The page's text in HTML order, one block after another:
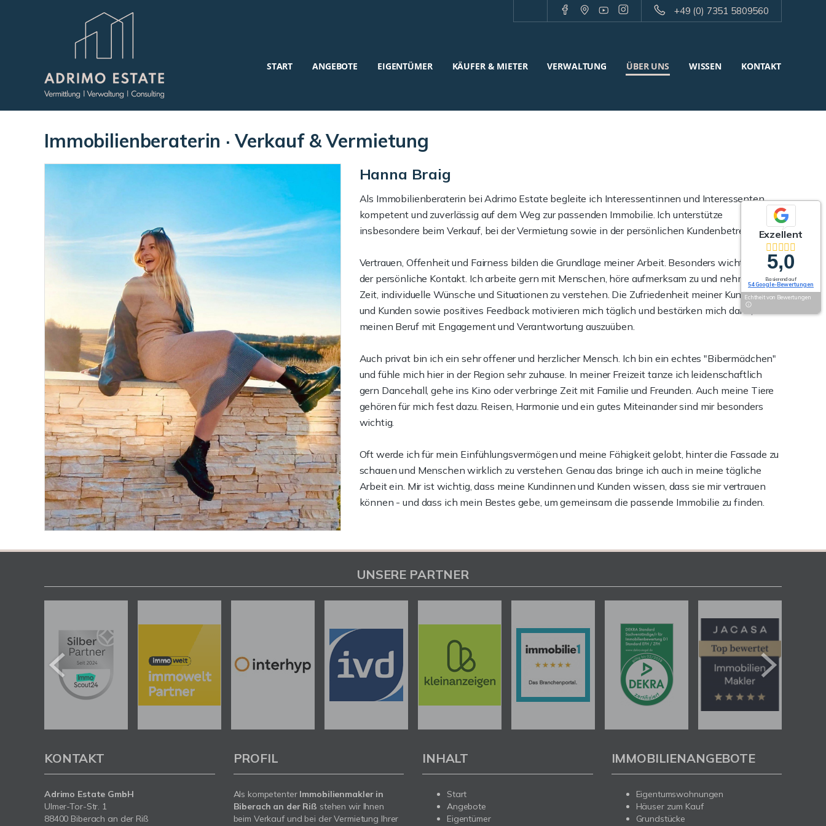
+49 (0) 7351 5809560
START ANGEBOTE EIGENTÜMER KÄUFER & MIETER VERWALTUNG ÜBER UNS WISSEN KONTAKT
Immobilienberaterin · Verkauf & Vermietung
Hanna Braig
Als Immobilienberaterin bei Adrimo Estate begleite ich Interessentinnen und Interessenten
kompetent und zuverlässig auf dem Weg zur passenden Immobilie. Ich unterstütze
insbesondere beim Verkauf, bei der Vermietung sowie in der persönlichen Kundenbetreuung.
Vertrauen, Offenheit und Fairness bilden die Grundlage meiner Arbeit. Besonders wichtig ist mir
der persönliche Kontakt. Ich arbeite gern mit Menschen, höre aufmerksam zu und nehme mir
Zeit, individuelle Wünsche und Situationen zu verstehen. Die Zufriedenheit meiner Kundinnen
und Kunden sowie positives Feedback motivieren mich täglich und bestärken mich darin,
meinen Beruf mit Engagement und Verantwortung auszuüben.
Auch privat bin ich ein sehr offener und herzlicher Mensch. Ich bin ein echtes "Bibermädchen"
und fühle mich hier in der Region sehr zuhause. In meiner Freizeit tanze ich leidenschaftlich
gern Dancehall, gehe ins Kino oder verbringe Zeit mit Familie und Freunden. Auch meine Tiere
gehören für mich fest dazu. Reisen, Harmonie und ein gutes Miteinander sind mir besonders
wichtig.
Oft werde ich für mein Einfühlungsvermögen und meine Fähigkeit gelobt, hinter die Fassade zu
schauen und Menschen wirklich zu verstehen. Genau das bringe ich auch in meine tägliche
Arbeit ein. Mir ist wichtig, dass meine Kundinnen und Kunden wissen, dass sie mir vertrauen
können - und dass ich mein Bestes gebe, um gemeinsam die passende Immobilie zu finden.
Exzellent
5,0
Basierend auf
54 Google-Bewertungen
Echtheit von Bewertungen
UNSERE PARTNER
KONTAKT
Adrimo Estate GmbH
Ulmer-Tor-Str. 1
88400 Biberach an der Riß
PROFIL
Als kompetenter Immobilienmakler in
Biberach an der Riß stehen wir Ihnen
beim Verkauf und bei der Vermietung Ihrer
INHALT
Start
Angebote
Eigentümer
IMMOBILIENANGEBOTE
Eigentumswohnungen
Häuser zum Kauf
Grundstücke